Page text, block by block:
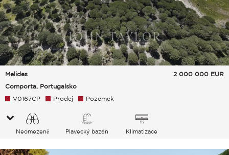
Melides
Comporta, Portugalsko
2 000 000 EUR
V0167CP Prodej Pozemek
Neomezeně
Plavecký bazén Klimatizace